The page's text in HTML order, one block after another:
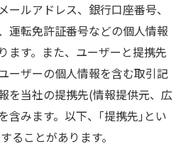
ールアドレス、銀行口座番号、
運転免許証番号などの個人情報
ます。また、ユーザーと提携先
ーザーの個人情報を含む取引記
を当社の提携先(情報提供元、広
含みます。以下、｢提携先｣とい
ることがあります。